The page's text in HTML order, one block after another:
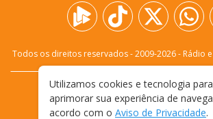
Todos os direitos reservados - 2009-2026- Rádio e
FALE CONOSCO
TERMOS E CONDIÇÕES DE USO
Utilizamos cookies e tecnologia para
aprimorar sua experiência de
acordo com o Aviso de Privacidade.